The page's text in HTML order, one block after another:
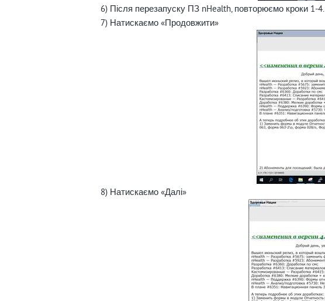
6) Після перезапуску ПЗ nHealth, повторюємо кроки 1-4.
7) Натискаємо «Продовжити»
8) Натискаємо «Далі»